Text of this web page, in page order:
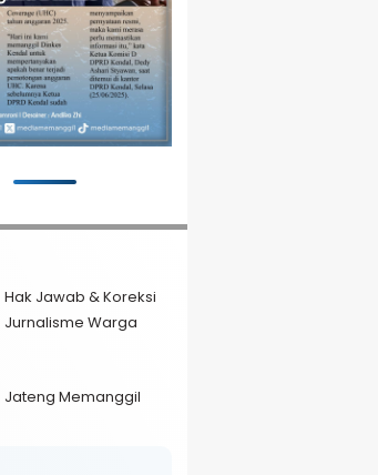
Hak Jawab & Koreksi
Jurnalisme Warga
Jateng Memanggil